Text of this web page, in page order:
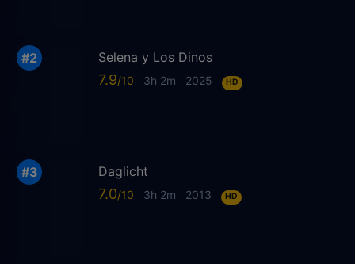
Selena y Los Dinos
7.9 3h 2m 2025 HD
Daglicht
7.0 3h 2m 2013 HD